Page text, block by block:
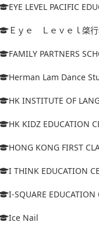
EYE LEVEL PACIFIC
Ｅｙｅ Ｌｅｖｅｌ棨
FAMILY PARTNERS
Herman Lam Dance
HK INSTITUTE OF
HK KIDZ EDUCATION
HONG KONG FIRST
I THINK EDUCATION
I-SQUARE EDUCATION
Ice Nail